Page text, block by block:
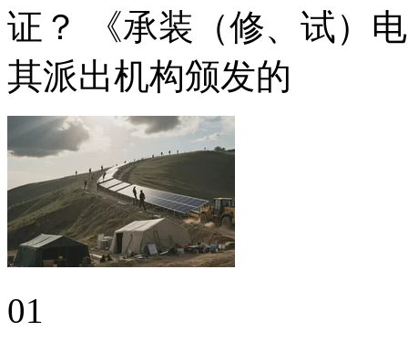
证？ 《承装（修、试）
其派出机构颁发的
01